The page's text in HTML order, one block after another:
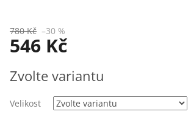
780 Kč –30 %
546 Kč
cena:
Zvolte variantu
Velikost